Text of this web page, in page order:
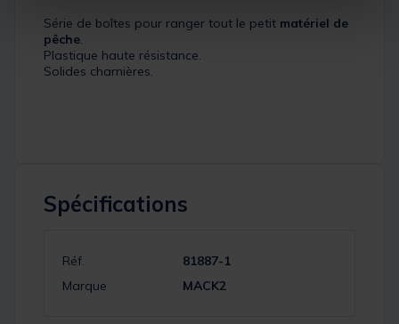
Série de boîtes pour ranger tout le petit matériel de
pêche
Plastique haute résistance.
Solides charnières.
Spécifications
Réf.
81887-1
Marque
MACK2